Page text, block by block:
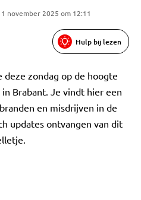
november 2025 om 12:11
Hulp bij lezen
zondag op de hoogte
Brabant. Je vindt hier een
en misdrijven in de
updates ontvangen van dit